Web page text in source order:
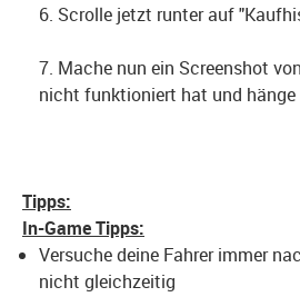
6. Scrolle jetzt runter auf
7. Mache nun ein Screenshot
nicht funktioniert hat und hänge
Tipps:
In-Game Tipps:
Versuche deine Fahrer immer
nicht gleichzeitig